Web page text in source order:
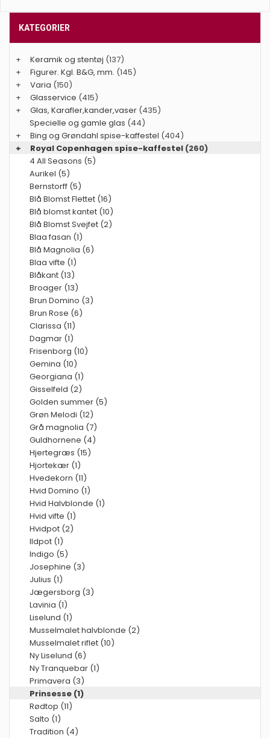
KATEGORIER
+ Keramik og stentøj (137)
+
Figurer. Kgl. B&G, mm. (145)
+
Varia (150)
+
Glasservice (415)
+
Glas, Karafler,kander,vaser (435)
Specielle og gamle glas (44)
+
Bing og Grøndahl spise-kaffestel (404)
+
Royal Copenhagen spise-kaffestel (260)
4 All Seasons (5)
Aurikel (5)
Bernstorff (5)
Blå Blomst Flettet (16)
Blå blomst kantet (10)
Blå Blomst Svejfet (2)
Blaa fasan (1)
Blå Magnolia (6)
Blaa vifte (1)
Blåkant (13)
Broager (13)
Brun Domino (3)
Brun Rose (6)
Clarissa (11)
Dagmar (1)
Frisenborg (10)
Gemina (10)
Georgiana (1)
Gisselfeld (2)
Golden summer (5)
Grøn Melodi (12)
Grå magnolia (7)
Guldhornene (4)
Hjertegræs (15)
Hjortekær (1)
Hvedekorn (11)
Hvid Domino (1)
Hvid Halvblonde (1)
Hvid vifte (1)
Hvidpot (2)
Ildpot (1)
Indigo (5)
Josephine (3)
Julius (1)
Jægersborg (3)
Lavinia (1)
Liselund (1)
Musselmalet halvblonde (2)
Musselmalet riflet (10)
Ny Liselund (6)
Ny Tranquebar (1)
Primavera (3)
Prinsesse (1)
Rødtop (11)
Salto (1)
Tradition (4)